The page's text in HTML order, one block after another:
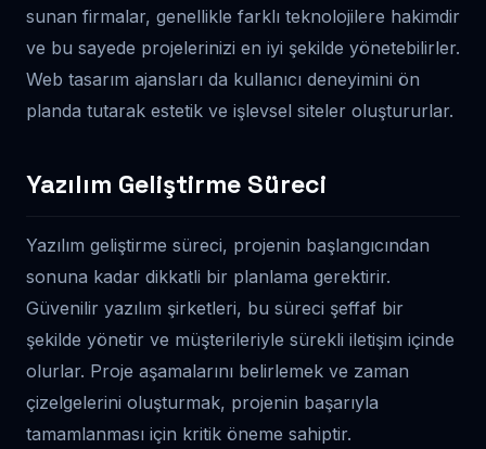
sunan firmalar, genellikle farklı teknolojilere hakimdir
ve bu sayede projelerinizi en iyi şekilde yönetebilirler.
Web tasarım ajansları da kullanıcı deneyimini ön
planda tutarak estetik ve işlevsel siteler oluştururlar.
Yazılım Geliştirme Süreci
Yazılım geliştirme süreci, projenin başlangıcından
sonuna kadar dikkatli bir planlama gerektirir.
Güvenilir yazılım şirketleri, bu süreci şeffaf bir
şekilde yönetir ve müşterileriyle sürekli iletişim içinde
olurlar. Proje aşamalarını belirlemek ve zaman
çizelgelerini oluşturmak, projenin başarıyla
tamamlanması için kritik öneme sahiptir.